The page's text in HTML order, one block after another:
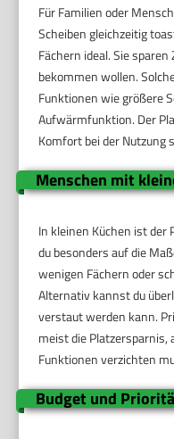
Für Familien oder
Scheiben gleichzeitig
Fächern ideal. Sie
bekommen wollen.
Funktionen wie größere
Aufwärmfunktion. Der
Komfort bei der Nutzung
Menschen mit
In kleinen Küchen ist
du besonders auf die
wenigen Fächern oder
Alternativ kannst du
verstaut werden kann.
meist die Platzersparnis,
Funktionen verzichten
Budget und